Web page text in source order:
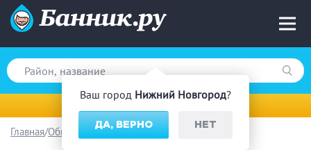
Ваш город Нижний Новгород?
ДА, ВЕРНО НЕТ
Вид парной
Главная Общественные бани